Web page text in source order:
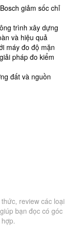
giảm sốc chỉ
trình xây dựng
và hiệu quả
máy đo độ mặn
pháp đo kiểm
đất và nguồn
review các loại
bạn đọc có góc